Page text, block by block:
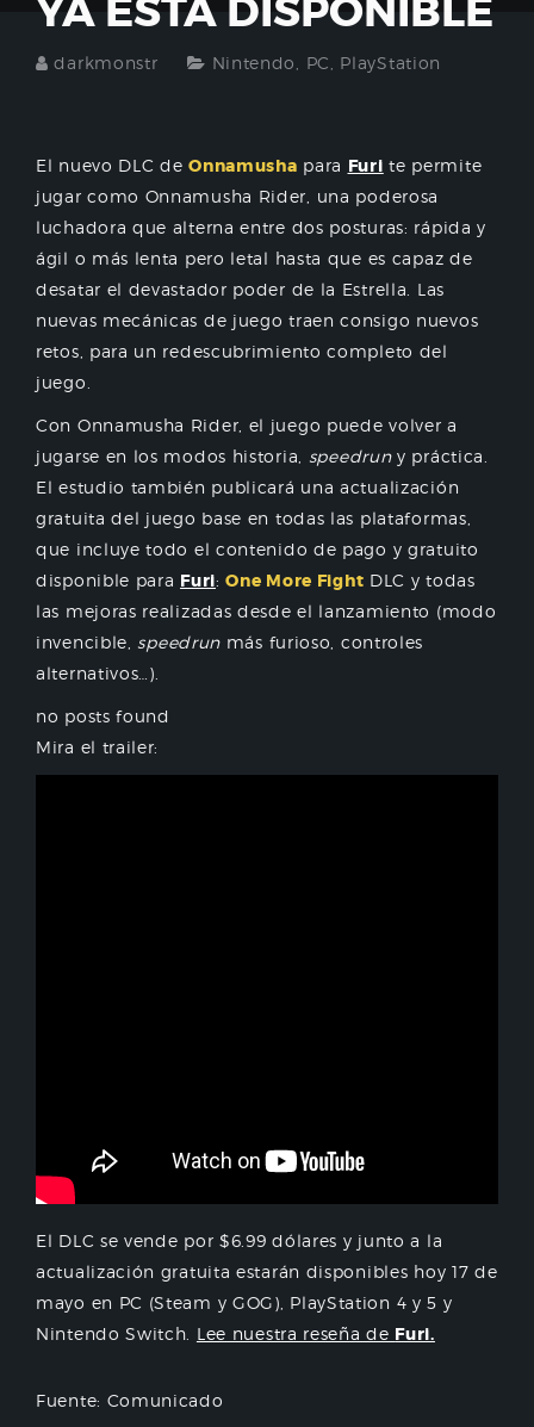
YA ESTÁ DISPONIBLE
darkmonstr Nintendo PC PlayStation
El nuevo DLC deOnnamusha para Furi te permite
jugar como Onnamusha Rider, una poderosa
luchadora que alterna entre dos posturas: rápida y
ágil o más lenta pero letal hasta que es capaz de
desatar el devastador poder de la Estrella. Las
nuevas mecánicas de juego traen consigo nuevos
retos, para un redescubrimiento completo del
juego.
Con Onnamusha Rider, el juego puede volver a
jugarse en los modos historia, speedruny práctica.
El estudio también publicará una actualización
gratuita del juego base en todas las plataformas,
que incluye todo el contenido de pago y gratuito
disponible para Furi:One More Fight DLC y todas
las mejoras realizadas desde el lanzamiento (modo
invencible, speedrun más furioso, controles
alternativos…).
no posts found
Mira el trailer:
El DLC se vende por $6.99 dólares y junto a la
actualización gratuita estarán disponibles hoy 17 de
mayo en PC (Steam y GOG), PlayStation 4 y 5 y
Nintendo Switch. Lee nuestra reseña de Furi.
Fuente: Comunicado